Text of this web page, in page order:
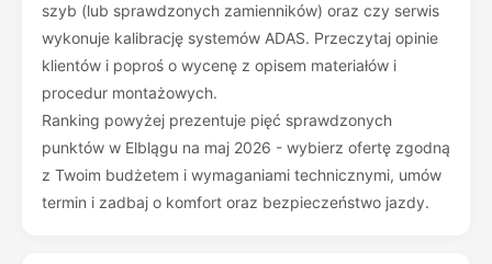
szyb (lub sprawdzonych zamienników) oraz czy serwis
wykonuje kalibrację systemów ADAS. Przeczytaj opinie
klientów i poproś o wycenę z opisem materiałów i
procedur montażowych.
Ranking powyżej prezentuje pięć sprawdzonych
punktów w Elblągu na maj 2026 - wybierz ofertę zgodną
z Twoim budżetem i wymaganiami technicznymi, umów
termin i zadbaj o komfort oraz bezpieczeństwo jazdy.